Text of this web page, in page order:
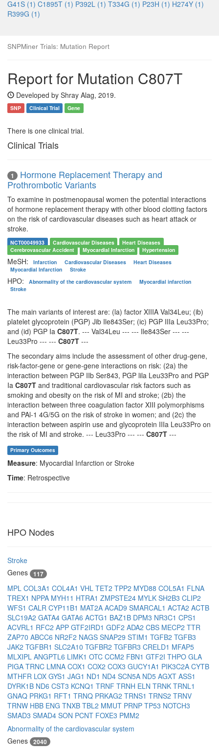
G41S (1) C1895T (1) P392L (1) T334G (1) P23H (1) H274Y (1)
R399G (1)
SNPMiner Trials: Mutation Report
Report for Mutation C807T
Developed by Shray Alag, 2019.
SNP Clinical Trial Gene
There is one clinical trial.
Clinical Trials
1
Hormone Replacement Therapy and
Prothrombotic Variants
To examine in postmenopausal women the potential interactions
of hormone replacement therapy with other blood clotting factors
on the risk of cardiovascular diseases such as heart attack or
stroke.
NCT00049933 Cardiovascular Diseases
Heart Diseases
Cerebrovascular Accident
Myocardial Infarction Hypertension
MeSH: Infarction Cardiovascular Diseases
Heart Diseases
Myocardial Infarction
Stroke
HPO: Abnormality of the cardiovascular system
Myocardial infarction
Stroke
The main variants of interest are: (la) factor XIIIA Val34Leu; (ib)
platelet glycoprotein (PGP) Jib Ile843Ser; (ic) PGP IIIa Leu33Pro;
and (id) PGP Ia C807T. --- Val34Leu --- --- Ile843Ser --- ---
Leu33Pro --- --- C807T ---
The secondary aims include the assessment of other drug-gene,
risk-factor-gene or gene-gene interactions on risk: (2a) the
interaction between PGP IIb Ser843, PGP lila Leu33Pro and PGP
Ia C807T and traditional cardiovascular risk factors such as
smoking and obesity on the risk of MI and stroke; (2b) the
interaction between three coagulation factor XIII polymorphisms
and PAl-1 4G/5G on the risk of stroke in women; and (2c) the
interaction between aspirin use and glycoprotein IIIa Leu33Pro on
the risk of MI and stroke. --- Leu33Pro --- --- C807T ---
Primary Outcomes
Measure: Myocardial Infarction or Stroke
Time: Retrospective
HPO Nodes
Stroke
Genes
117
MPL COL3A1 COL4A1 VHL TET2 TPP2 MYD88 COL5A1 FLNA
TREX1 NPPA MYH11 HTRA1 ZMPSTE24 MYLK SH2B3 CLIP2
WFS1 CALR CYP11B1 MAT2A ACAD9 SMARCAL1 ACTA2 ACTB
SLC19A2 GATA4 GATA6 ACTG1 BAZ1B DPM3 NR3C1 CPS1
ACVRL1 RFC2 APP GTF2IRD1 GDF2 ADA2 CBS MECP2 TTR
ZAP70 ABCC6 NR2F2 NAGS SNAP29 STIM1 TGFB2 TGFB3
JAK2 TGFBR1 SLC2A10 TGFBR2 TGFBR3 CRELD1 MFAP5
MLXIPL ANGPTL6 LIMK1 OTC CCM2 FBN1 GTF2I THPO GLA
PIGA TRNC LMNA COX1 COX2 COX3 GUCY1A1 PIK3C2A CYTB
MTHFR LOX GYS1 JAG1 ND1 ND4 SCN5A ND5 AGXT ASS1
DYRK1B ND6 CST3 KCNQ1 TRNF TRNH ELN TRNK TRNL1
GNAQ PRKG1 RFT1 TRNQ PRKAG2 TRNS1 TRNS2 TRNV
TRNW HBB ENG TNXB TBL2 MMUT PRNP TP53 NOTCH3
SMAD3 SMAD4 SON PCNT FOXE3 PMM2
Abnormality of the cardiovascular system
Genes
2040